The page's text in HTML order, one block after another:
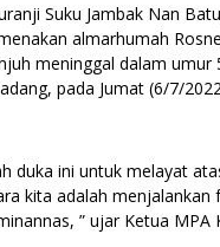
Suku Jambak Nan
almarhumah
meninggal dalam umur
pada Jumat (6/7/
duka ini untuk melayat
kita adalah menjalankan
” ujar Ketua MPA